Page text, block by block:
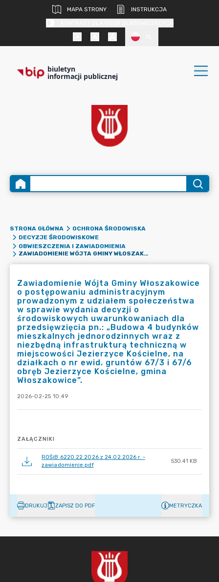
MAPA STRONY
INSTRUKCJA
biuletyn
informacji publicznej
STRONA GŁÓWNA
OCHRONA ŚRODOWISKA
DECYZJE ŚRODOWISKOWE
OBWIESZCZENIA I ZAWIADOMIENIA
ZAWIADOMIENIE WÓJTA GMINY WŁOSZAKOWICE O POSTĘPOWANIU ADMINISTRACYJNYM PROWADZONYM Z UDZIAŁEM SPOŁECZEŃSTWA W SPRAWIE WYDANIA DECYZJI O ŚRODOWISKOWYCH UWARUNKOWANIACH DLA PRZEDSIĘWZIĘCIA PN.: „BUDOWA 4 BUDYNKÓW MIESZKALNYCH JEDNORODZINNYCH WRAZ Z NIEZBĘDNĄ INFRASTRUKTURĄ TECHNICZNĄ W MIEJSCOWOŚCI JEZIERZYCE KOŚCIELNE, NA DZIAŁKACH O NR EWID. GRUNTÓW 67/3 I 67/6 OBRĘB JEZIERZYCE KOŚCIELNE, GMINA WŁOSZAKOWICE”.
Zawiadomienie Wójta Gminy Włoszakowice
o postępowaniu administracyjnym
prowadzonym z udziałem społeczeństwa
w sprawie wydania decyzji o
środowiskowych uwarunkowaniach dla
przedsięwzięcia pn.: „Budowa 4 budynków
mieszkalnych jednorodzinnych wraz z
niezbędną infrastrukturą techniczną w
miejscowości Jezierzyce Kościelne, na
działkach o nr ewid. gruntów 67/3 i 67/6
obręb Jezierzyce Kościelne, gmina
Włoszakowice”.
2026-02-25 10:49
ZAŁĄCZNIKI
ROŚiB.6220.22.2026 z 24.02.2026 r. -
zawiadomienie.pdf
530.41 KB
DRUKUJ ZAPISZ DO PDF METRYCZKA